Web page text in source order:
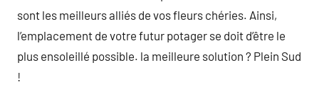
sont les meilleurs alliés de vos fleurs chéries. Ainsi,
l’emplacement de votre futur potager se doit d’être le
plus ensoleillé possible. la meilleure solution ? Plein Sud
!